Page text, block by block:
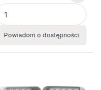
250 ML quantity
CD-R 700MB
Powiadom o dostępności